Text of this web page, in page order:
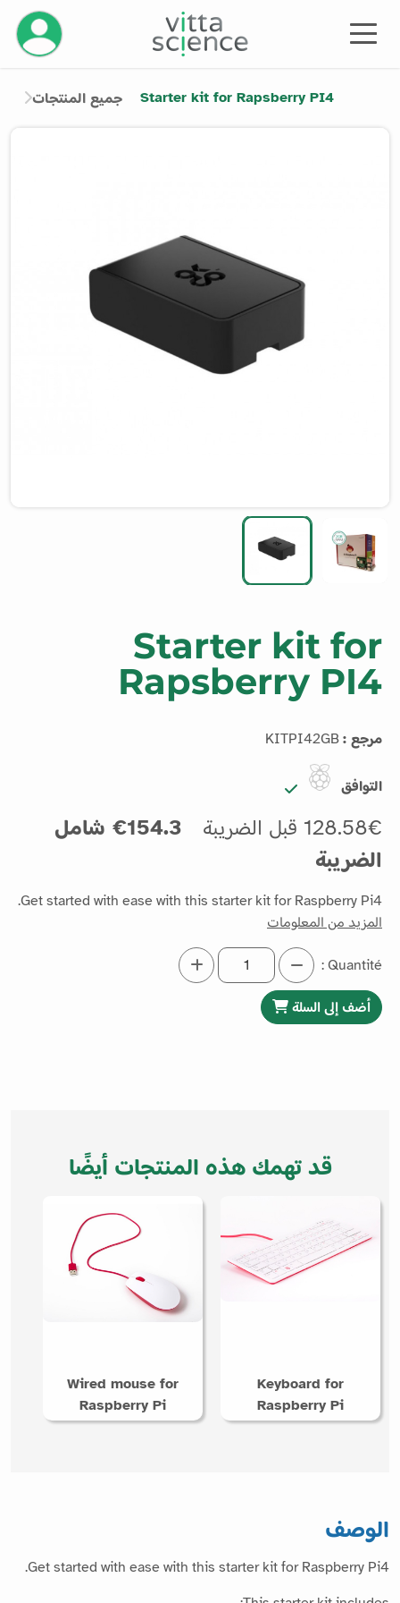
إدارة
جميع المنتجات Starter kit for Rapsberry PI4
Starter kit for
Rapsberry PI4
مرجع :
التوافق
128.58€ قبل الضريبة
154.3€ شامل
الضريبة
Get started with ease with this starter kit for Raspberry Pi4.
المزيد من المعلومات
Quantité :
أضف إلى السلة
قد تهمك هذه المنتجات أيضًا
Keyboard for
Raspberry Pi
Wired mouse for
Raspberry Pi
الوصف
Get started with ease with this starter kit for Raspberry Pi4.